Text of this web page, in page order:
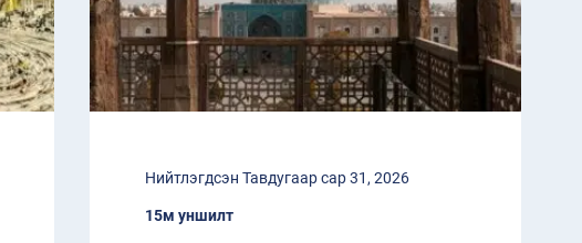
Нийтлэгдсэн Тавдугаар сар 31, 2026
15м уншилт